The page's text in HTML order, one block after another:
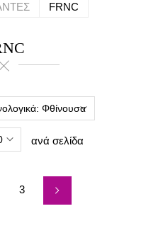
FRNC
Φθίνουσα
ανά σελίδα
3